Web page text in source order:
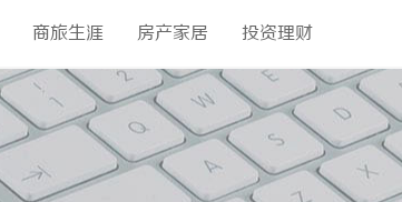
商旅生涯 房产家居 投资理财